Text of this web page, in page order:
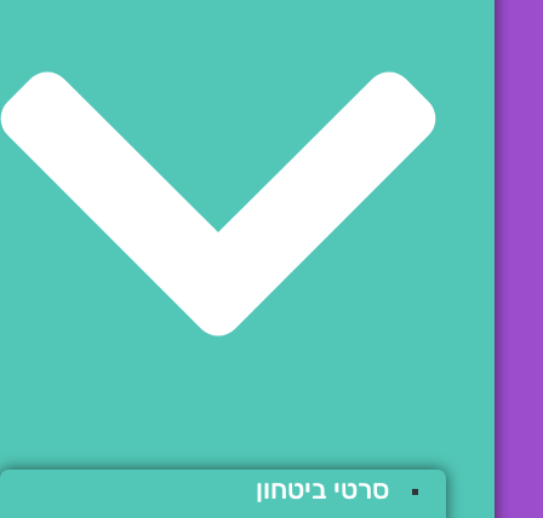
סרטי ביטחון